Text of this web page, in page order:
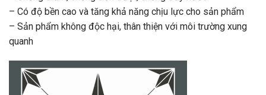
– Có độ bền cao và tăng khả năng chịu lực cho sản phẩm
– Sản phẩm không độc hại, thân thiện với môi trường xung
quanh